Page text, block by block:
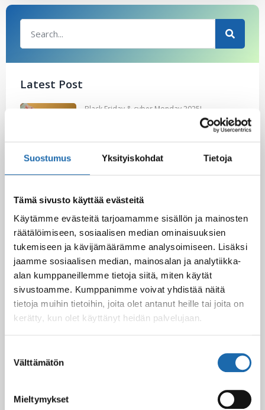
Suostumus Yksityiskohdat Tietoja
Tämä sivusto käyttää evästeitä
Käytämme evästeitä tarjoamamme sisällön ja mainosten
räätälöimiseen, sosiaalisen median ominaisuuksien
tukemiseen ja kävijämäärämme analysoimiseen. Lisäksi
jaamme sosiaalisen median, mainosalan ja analytiikka-
alan kumppaneillemme tietoja siitä, miten käytät
sivustoamme. Kumppanimme voivat yhdistää näitä
tietoja muihin tietoihin, joita olet antanut heille tai joita on
kerätty, kun olet käyttänyt heidän palvelujaan.
valinta
Välttämätön
Mieltymykset
Latest Post
Black Friday & cyber Monday 2025!
Kevään uutuus tuotteet ovat nyt
10.03.2025
Softcare Ystävänpäivä ale
Black Friday & cyber Monday 2024!
29.11.2024